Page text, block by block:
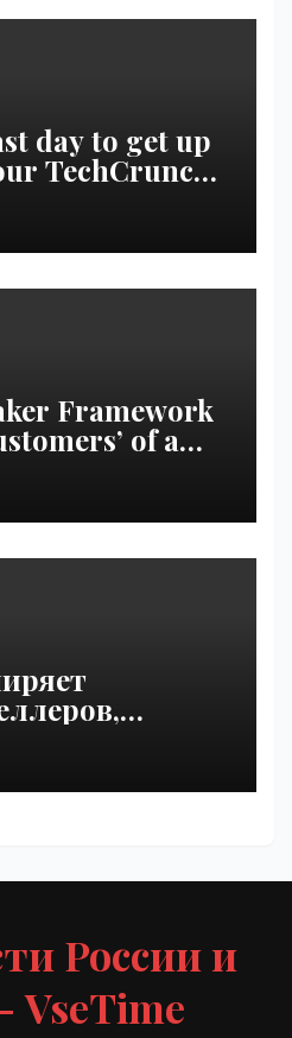
day to get up
TechCrunch
|
Framework
of a
от
складах
России и